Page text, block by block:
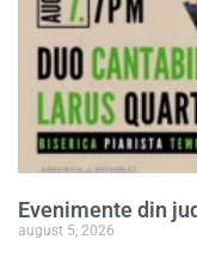
Evenimente din
august 5, 2026